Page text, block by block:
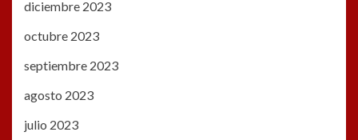
diciembre 2023
octubre 2023
septiembre 2023
agosto 2023
julio 2023